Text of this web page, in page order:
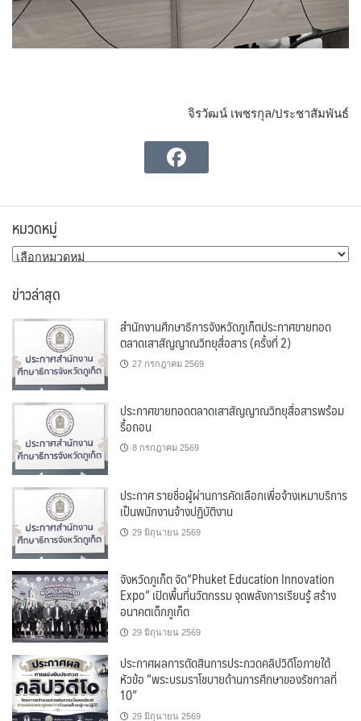
จิรวัฒน์ เพชรกุล/ประชาสัมพันธ์
หมวดหมู่
หมวด
ข่าวล่าสุด
สำนักงานศึกษาธิการจังหวัดภูเก็ตประกาศขายทอด
ตลาดเสาสัญญาณวิทยุสื่อสาร (ครั้งที่ 2)
27 กรกฎาคม 2569
ประกาศขายทอดตลาดเสาสัญญาณวิทยุสื่อสารพร้อม
รื้อถอน
8 กรกฎาคม 2569
ประกาศ รายชื่อผู้ผ่านการคัดเลือกเพื่อจ้างเหมาบริการ
เป็นพนักงานจ้างปฏิบัติงาน
29 มิถุนายน 2569
จังหวัดภูเก็ต จัด“Phuket Education Innovation
Expo” เปิดพื้นที่นวัตกรรม จุดพลังการเรียนรู้ สร้าง
อนาคตเด็กภูเก็ต
29 มิถุนายน 2569
ประกาศผลการตัดสินการประกวดคลิปวิดีโอภายใต้
หัวข้อ “พระบรมราโชบายด้านการศึกษาของรัชกาลที่
10”
29 มิถุนายน 2569